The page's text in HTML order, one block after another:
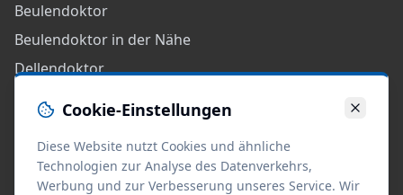
Beulendoktor
Beulendoktor in der Nähe
Dellendoktor
Kratzer Kosten
Rechtliches
Impressum
Cookie-Einstellungen
Diese Website nutzt Cookies und ähnliche
Technologien zur Analyse des Datenverkehrs,
Werbung und zur Verbesserung unseres Service. Wir